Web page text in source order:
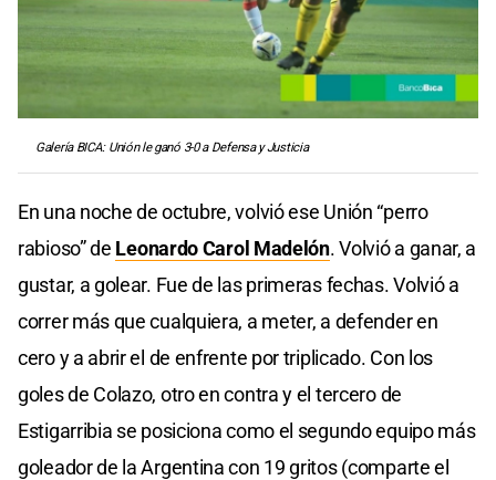
Galería BICA: Unión le ganó 3-0 a Defensa y Justicia
En una noche de octubre, volvió ese Unión “perro
rabioso” de Leonardo Carol Madelón. Volvió a ganar, a
gustar, a golear. Fue de las primeras fechas. Volvió a
correr más que cualquiera, a meter, a defender en
cero y a abrir el de enfrente por triplicado. Con los
goles de Colazo, otro en contra y el tercero de
Estigarribia se posiciona como el segundo equipo más
goleador de la Argentina con 19 gritos (comparte el